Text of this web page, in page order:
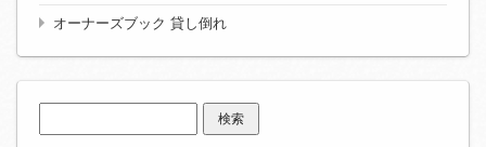
オーナーズブック 貸し倒れ
索: